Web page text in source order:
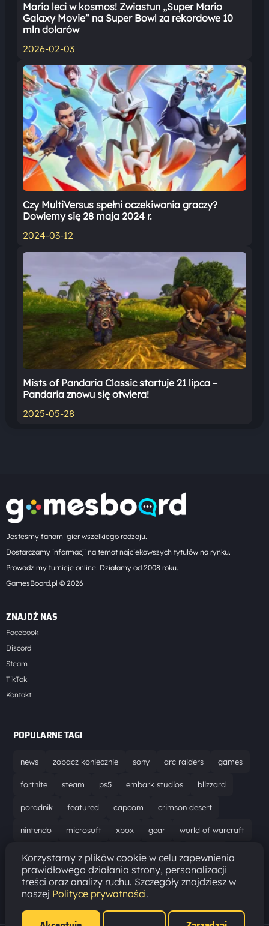
Mario leci w kosmos! Zwiastun „Super Mario
Galaxy Movie” na Super Bowl za rekordowe 10
mln dolarów
2026-02-03
Czy MultiVersus spełni oczekiwania graczy?
Dowiemy się 28 maja 2024 r.
2024-03-12
Mists of Pandaria Classic startuje 21 lipca –
Pandaria znowu się otwiera!
2025-05-28
Jesteśmy fanami gier wszelkiego rodzaju.
Dostarczamy informacji na temat najciekawszych tytułów na rynku.
Prowadzimy turnieje online. Działamy od 2008 roku.
GamesBoard.pl © 2026
ZNAJDŹ NAS
Facebook
Discord
Steam
TikTok
Kontakt
POPULARNE TAGI
news zobacz koniecznie sony arc raiders games
fortnite steam ps5 embark studios blizzard
poradnik featured capcom crimson desert
nintendo microsoft xbox gear world of warcraft
solucja marathon ubisoft bungie recenzja
resident evil requiem gaming aktualizacja pc
epic games hytale
Korzystamy z plików cookie w celu zapewnienia
prawidłowego działania strony, personalizacji
treści oraz analizy ruchu. Szczegóły znajdziesz w
naszej Polityce prywatności.